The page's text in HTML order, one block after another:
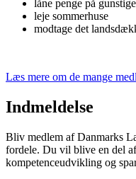
låne penge på
leje sommerhuse
modtage det
Læs mere om de mange
Indmeldelse
Bliv medlem af Danmarks
fordele. Du vil blive en del
kompetenceudvikling og